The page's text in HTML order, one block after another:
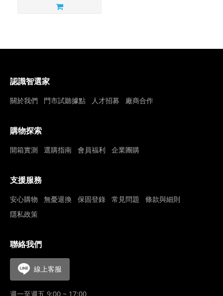
認識智選家
關於我們 門市試聽據點 人才招募 廠商合作
購物探索
開箱實測 選購指南 會員福利 企業團購
支援服務
安心購物 無憂退換 保固登錄 常見問題
條款與細則
隱私政策
聯絡我們
線上客服
週一至週五 9:00 ~ 17:00